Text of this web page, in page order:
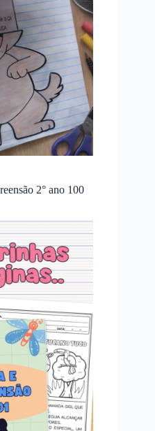
2° ano 100